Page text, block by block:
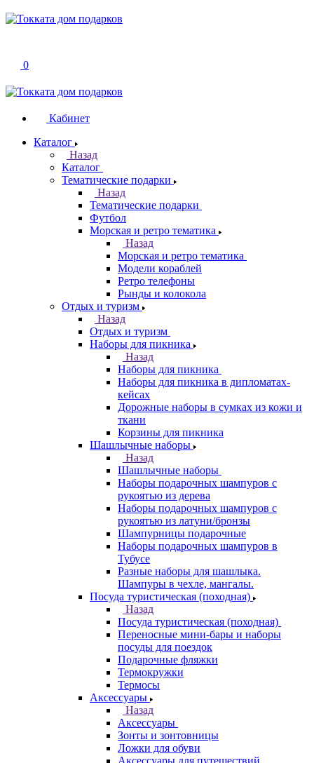
0
Кабинет
Каталог
Назад
Каталог
Тематические подарки
Назад
Тематические подарки
Футбол
Морская и ретро тематика
Назад
Морская и ретро тематика
Модели кораблей
Ретро телефоны
Рынды и колокола
Отдых и туризм
Назад
Отдых и туризм
Наборы для пикника
Назад
Наборы для пикника
Наборы для пикника в дипломатах-
кейсах
Дорожные наборы в сумках из кожи и
ткани
Корзины для пикника
Шашлычные наборы
Назад
Шашлычные наборы
Наборы подарочных шампуров с
рукоятью из дерева
Наборы подарочных шампуров с
рукоятью из латуни/бронзы
Шампурницы подарочные
Наборы подарочных шампуров в
Тубусе
Разные наборы для шашлыка.
Шампуры в чехле, мангалы.
Посуда туристическая (походная)
Назад
Посуда туристическая (походная)
Переносные мини-бары и наборы
посуды для поездок
Подарочные фляжки
Термокружки
Термосы
Аксессуары
Назад
Аксессуары
Зонты и зонтовницы
Ложки для обуви
Аксессуары для путешествий